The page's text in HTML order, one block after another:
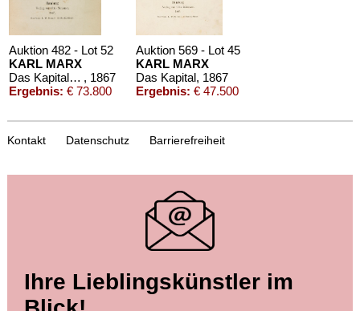
Auktion 482 - Lot 52
KARL MARX
Das Kapital. Band 1 , 1867
Ergebnis: € 73.800
Auktion 569 - Lot 45
KARL MARX
Das Kapital, 1867
Ergebnis: € 47.500
Auktion 499 - Lot 57
KARL MARX
Das Kapital. Mit eigh. Widmung
Auktion 414 - Lot 318
KARL MARX
Kontakt Datenschutz Barrierefreiheit
Ihre Lieblingskünstler im